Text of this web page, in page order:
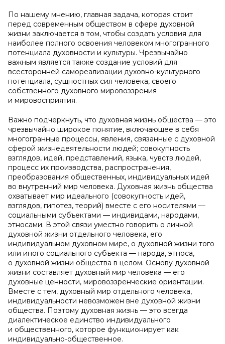
По нашему мнению, главная задача, которая стоит
перед современным обществом в сфере духовной
жизни заключается в том, чтобы создать условия для
наиболее полного освоения человеком многогранного
потенциала духовности и культуры. Чрезвычайно
важным является также создание условий для
всесторонней самореализации духовно-культурного
потенциала, сущностных сил человека, своего
собственного духовного мировоззрения
и мировосприятия.
Важно подчеркнуть, что духовная жизнь общества — это
чрезвычайно широкое понятие, включающее в себя
многогранные процессы, явления, связанные с духовной
сферой жизнедеятельности людей; совокупность
взглядов, идей, представлений, языка, чувств людей,
процесс их производства, распространения,
преобразования общественных, индивидуальных идей
во внутренний мир человека. Духовная жизнь общества
охватывает мир идеального (совокупность идей,
взглядов, гипотез, теорий) вместе с его носителями —
социальными субъектами — индивидами, народами,
этносами. В этой связи уместно говорить о личной
духовной жизни отдельного человека, его
индивидуальном духовном мире, о духовной жизни того
или иного социального субъекта — народа, этноса,
о духовной жизни общества в целом. Основу духовной
жизни составляет духовный мир человека — его
духовные ценности, мировоззренческие ориентации.
Вместе с тем, духовный мир отдельного человека,
индивидуальности невозможен вне духовной жизни
общества. Поэтому духовная жизнь — это всегда
диалектическое единство индивидуального
и общественного, которое функционирует как
индивидуально-общественное.